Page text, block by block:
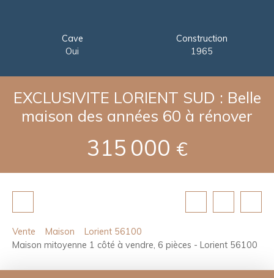
Cave
Oui
Construction
1965
EXCLUSIVITE LORIENT SUD : Belle
maison des années 60 à rénover
315 000 €
Vente Maison
Lorient 56100
Maison mitoyenne 1 côté à vendre, 6 pièces - Lorient 56100